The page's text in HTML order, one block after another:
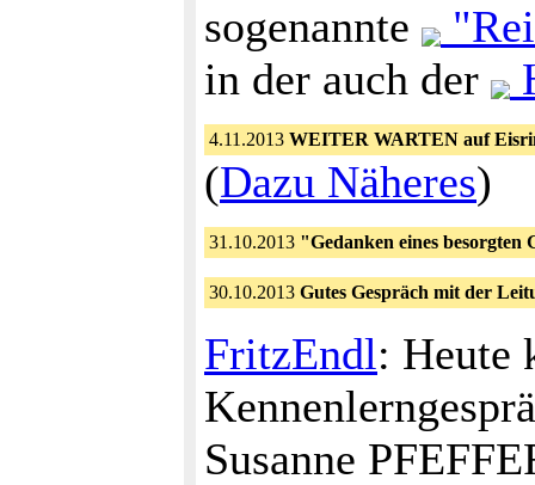
sogenannte
in der auch der
4.11.2013 WEITER WARTEN auf
(Dazu Näheres)
31.10.2013 "Gedanken eines
30.10.2013 Gutes Gespräch mit der
FritzEndl: Heute
Susanne